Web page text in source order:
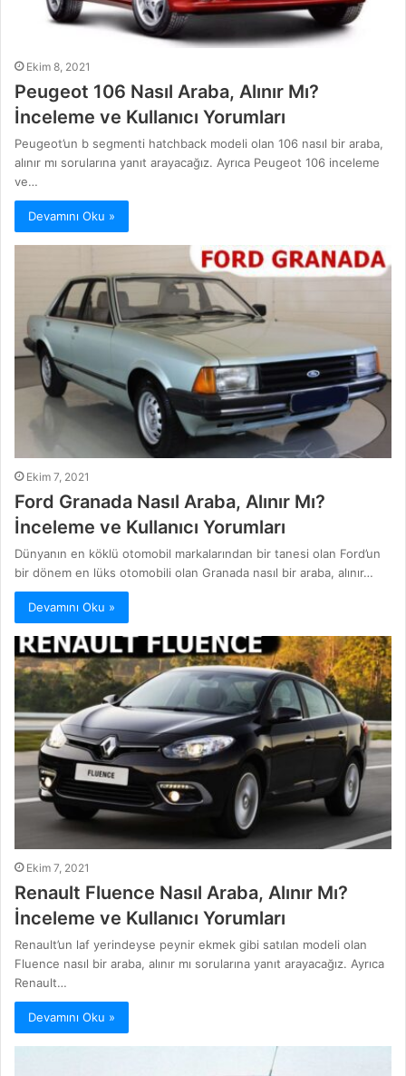
Ekim 8, 2021
Peugeot 106 Nasıl Araba, Alınır Mı?
İnceleme ve Kullanıcı Yorumları
Peugeot’un b segmenti hatchback modeli olan 106 nasıl bir araba,
alınır mı sorularına yanıt arayacağız. Ayrıca Peugeot 106 inceleme
ve…
Devamını Oku »
Ekim 7, 2021
Ford Granada Nasıl Araba, Alınır Mı?
İnceleme ve Kullanıcı Yorumları
Dünyanın en köklü otomobil markalarından bir tanesi olan Ford’un
bir dönem en lüks otomobili olan Granada nasıl bir araba, alınır…
Devamını Oku »
Ekim 7, 2021
Renault Fluence Nasıl Araba, Alınır Mı?
İnceleme ve Kullanıcı Yorumları
Renault’un laf yerindeyse peynir ekmek gibi satılan modeli olan
Fluence nasıl bir araba, alınır mı sorularına yanıt arayacağız. Ayrıca
Renault…
Devamını Oku »